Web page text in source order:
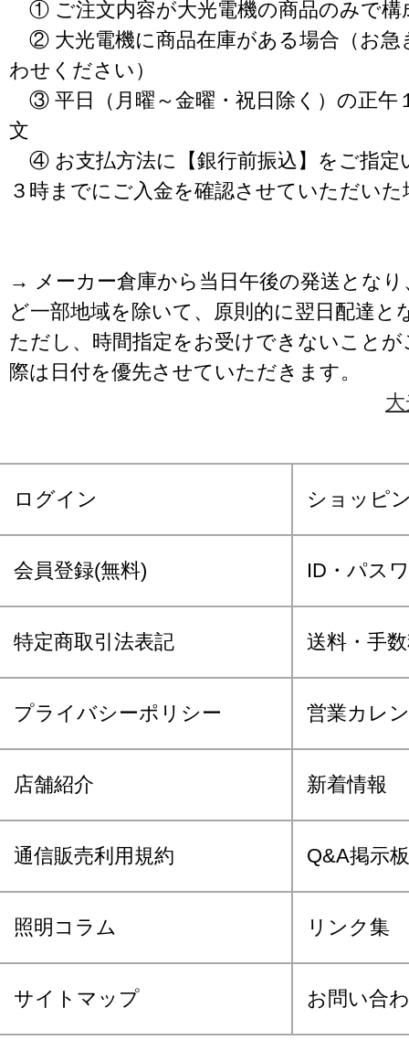
① ご注文内容が大光電機の商品のみで構
② 大光電機に商品在庫がある場合（お急
わせください）
③ 平日（月曜～金曜・祝日除く）の正午
文
④ お支払方法に【銀行前振込】をご指定
３時までにご入金を確認させていただいた
→ メーカー倉庫から当日午後の発送となり
ど一部地域を除いて、原則的に翌日配達と
ただし、時間指定をお受けできないこと
際は日付を優先させていただきます。
ログイン ショッピ
会員登録(無料) ID・パス
特定商取引法表記 送料・手
プライバシーポリシー 営業カレ
店舗紹介 新着情報
通信販売利用規約 Q&A掲示板
照明コラム リンク集
サイトマップ お問い合